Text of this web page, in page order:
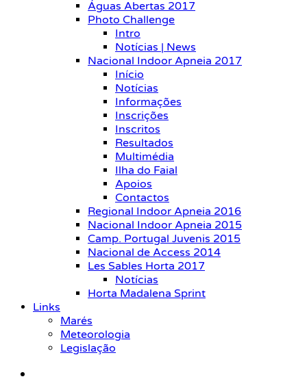
Águas Abertas 2017
Photo Challenge
Intro
Notícias | News
Nacional Indoor Apneia 2017
Início
Notícias
Informações
Inscrições
Inscritos
Resultados
Multimédia
Ilha do Faial
Apoios
Contactos
Regional Indoor Apneia 2016
Nacional Indoor Apneia 2015
Camp. Portugal Juvenis 2015
Nacional de Access 2014
Les Sables Horta 2017
Notícias
Horta Madalena Sprint
Links
Marés
Meteorologia
Legislação